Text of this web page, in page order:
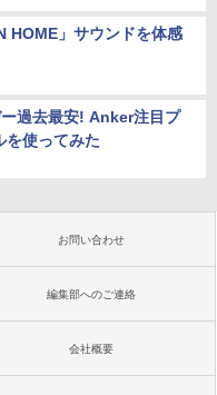
HOME」サウンドを体感
過去最安! Anker注目プ
を使ってみた
お問い合わせ
編集部へのご連絡
会社概要